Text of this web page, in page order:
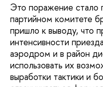
Это поражение
партийном комитете
пришло к выводу, что
интенсивности
аэродром и в район
использовать их
выработки тактики и